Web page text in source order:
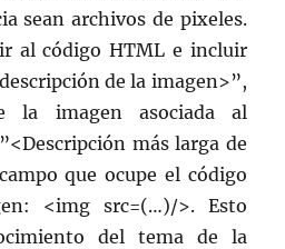
sean archivos de pixeles.
al código HTML e incluir
de la imagen>”,
la imagen asociada al
más larga de
que ocupe el código
<img src=(…)/>. Esto
del tema de la